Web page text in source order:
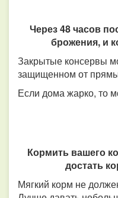
Через 48 часов
брожения, и
Закрытые консервы
защищенном от
Если дома жарко, то
Кормить вашего
достать
Мягкий корм не